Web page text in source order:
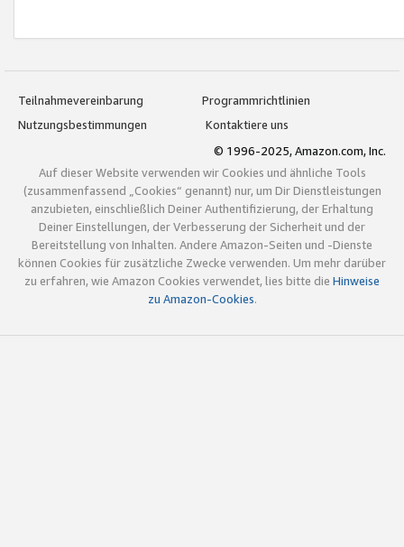
Teilnahmevereinbarung
Programmrichtlinien
Nutzungsbestimmungen
Kontaktiere uns
© 1996-2025, Amazon.com, Inc.
Auf dieser Website verwenden wir Cookies und ähnliche Tools
(zusammenfassend „Cookies“ genannt) nur, um Dir Dienstleistungen
anzubieten, einschließlich Deiner Authentifizierung, der Erhaltung
Deiner Einstellungen, der Verbesserung der Sicherheit und der
Bereitstellung von Inhalten. Andere Amazon-Seiten und -Dienste
können Cookies für zusätzliche Zwecke verwenden. Um mehr darüber
zu erfahren, wie Amazon Cookies verwendet, lies bitte die Hinweise
zu Amazon-Cookies.